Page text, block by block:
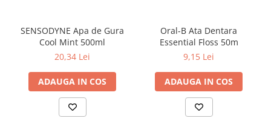
SENSODYNE Apa de Gura
Cool Mint 500ml
20,34 Lei
ADAUGA IN COS
Oral-B Ata Dentara
Essential Floss 50m
9,15 Lei
ADAUGA IN COS